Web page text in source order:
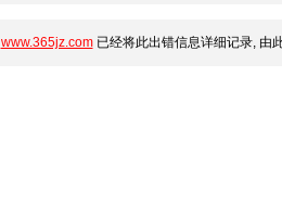
www.365jz.com已经将此出错信息详细记录, 由